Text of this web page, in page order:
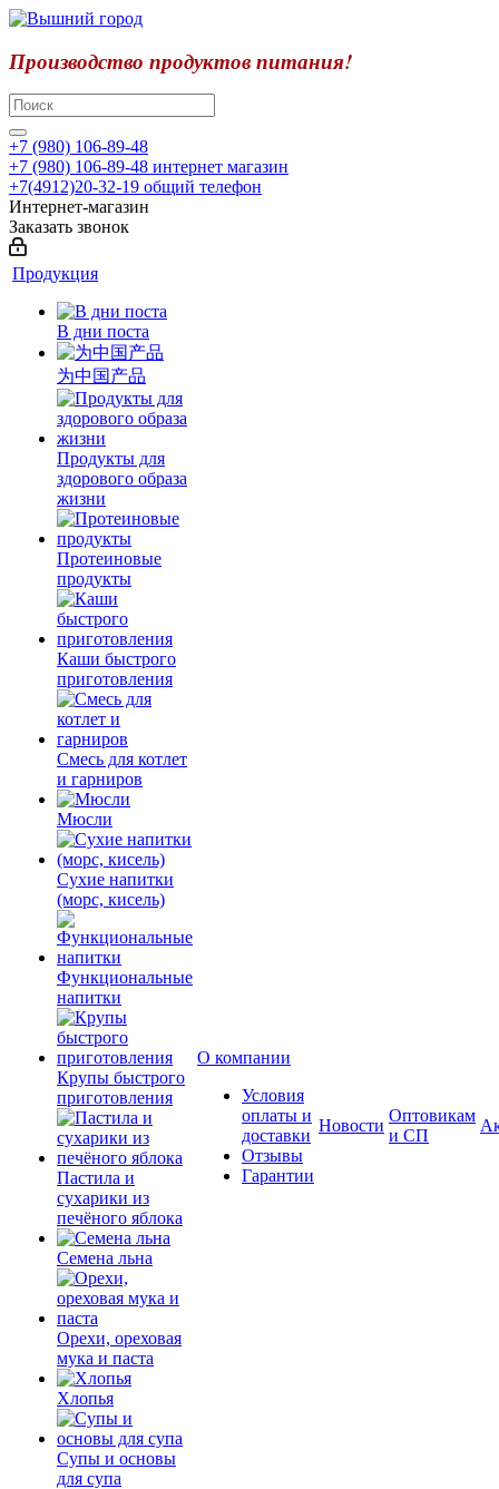
Производство продуктов питания!
+7 (980) 106-89-48
+7 (980) 106-89-48 интернет магазин
+7(4912)20-32-19 общий телефон
Интернет-магазин
Заказать звонок
Продукция
В дни поста
为中国产品
Продукты для
здорового образа
жизни
Протеиновые
продукты
Каши быстрого
приготовления
Смесь для котлет
и гарниров
Мюсли
Сухие напитки
(морс, кисель)
Функциональные
напитки
Крупы быстрого
приготовления
Пастила и
сухарики из
печёного яблока
Семена льна
Орехи, ореховая
мука и паста
Хлопья
Супы и основы
для супа
О компании
Условия
оплаты и
доставки
Отзывы
Гарантии
Новости
Оптовикам
и СП